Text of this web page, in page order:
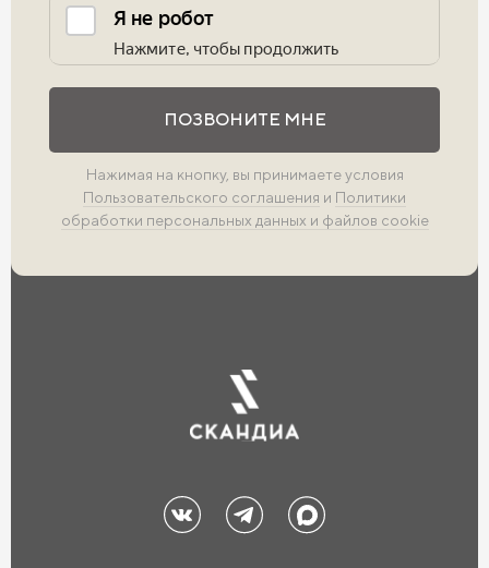
ПОЗВОНИТЕ МНЕ
Нажимая на кнопку, вы принимаете условия
Пользовательского соглашения и Политики
обработки персональных данных и файлов cookie